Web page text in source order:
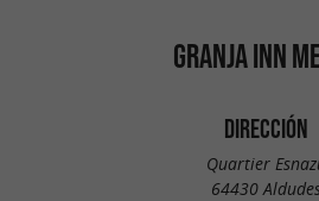
GRANJA INN
DIRECCIÓN
Quartier
64430